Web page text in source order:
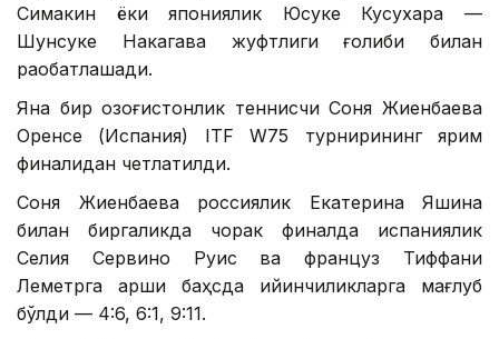
Симакин ёки япониялик Юсуке Кусухара —
Шунсуке Накагава жуфтлиги ғолиби билан
рақобатлашади.
Яна бир қозоғистонлик теннисчи Соня Жиенбаева
Оренсе (Испания) ITF W75 турнирининг ярим
финалидан четлатилди.
Соня Жиенбаева россиялик Екатерина Яшина
билан биргаликда чорак финалда испаниялик
Селия Сервино Руис ва француз Тиффани
Леметрга қарши баҳсда қийинчиликларга мағлуб
бўлди — 4:6, 6:1, 9:11.